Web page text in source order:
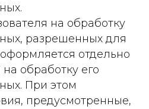
на обработку
разрешенных для
отдельно
на обработку его
При этом
предусмотренные,